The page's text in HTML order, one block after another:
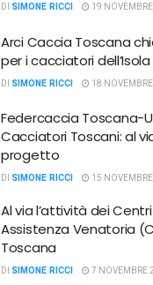
DI SIMONE RICCI 19
Arci Caccia Toscana
per i cacciatori
DI SIMONE RICCI 18
Federcaccia Toscana-
Cacciatori Toscani: al
progetto
DI SIMONE RICCI 15
Al via l’attività dei
Assistenza Venatoria
Toscana
DI SIMONE RICCI 7 NOVEMBRE